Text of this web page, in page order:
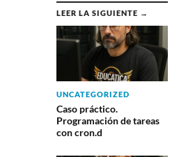
LEER LA SIGUIENTE →
UNCATEGORIZED
Caso práctico.
Programación de tareas
con cron.d